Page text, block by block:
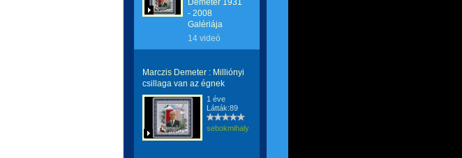
Demeter 1931
- 2008
Galériája
14 videó
Marczis Demeter : Milliónyi
csillaga van az égnek
1 éve
Látták:89
sebokmihaly1961